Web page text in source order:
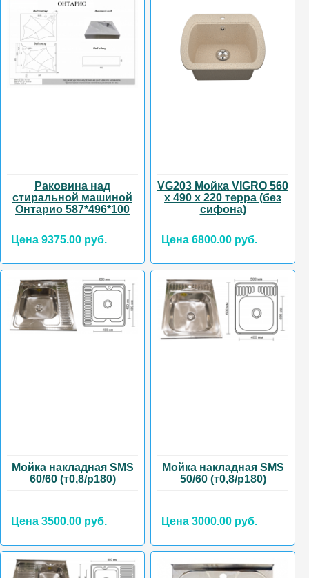
Раковина над
стиральной машиной
Онтарио 587*496*100
Цена 9375.00 руб.
VG203 Мойка VIGRO 560
х 490 х 220 терра (без
сифона)
Цена 6800.00 руб.
Мойка накладная SMS
60/60 (т0,8/р180)
Цена 3500.00 руб.
Мойка накладная SMS
50/60 (т0,8/р180)
Цена 3000.00 руб.